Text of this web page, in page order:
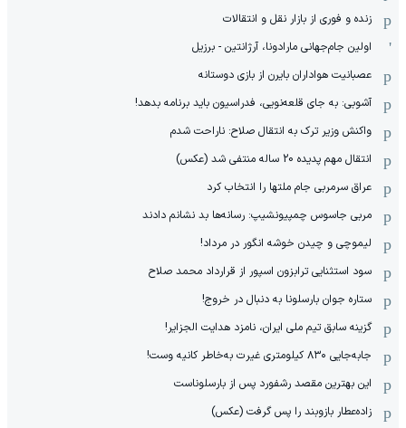
زنده و فوری از بازار نقل و انتقالات
اولین جام‌جهانی مارادونا، آرژانتین - برزیل
عصبانیت هواداران بایرن از بازی دوستانه
آشوبی: به جای قلعه‌نویی، فدراسیون باید برنامه بدهد!
واکنش وزیر ترک به انتقال صلاح: ناراحت شدم
انتقال مهم پدیده 20 ساله منتفی شد (عکس)
عراق سرمربی جام ملتها را انتخاب کرد
مربی جاسوس چمپیونشیپ: رسانه‌ها بد نشانم دادند
لیموچی و چیدن خوشه انگور در مرداد!
سود استثنایی ترابزون اسپور از قرارداد محمد صلاح
ستاره جوان بارسلونا به دنبال در خروج!
گزینه سابق تیم ملی ایران، نامزد هدایت الجزایر!
جابه‌جایی ۸۳۰ کیلومتری غیرت به‌خاطر کانیه وست!
این بهترین مقصد رشفورد پس از بارسلوناست
زاده‌عطار بازوبند را پس گرفت (عکس)